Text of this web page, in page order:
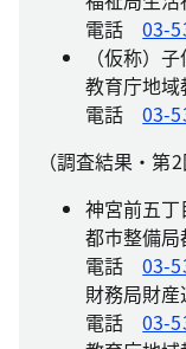
電話03-
（仮称）
教育庁地
電話03-
（調査結果・第
神宮前五
都市整備
電話03-
財務局財
電話03-